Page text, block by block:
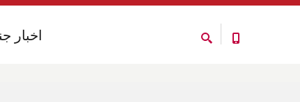
اخبار
اخبار